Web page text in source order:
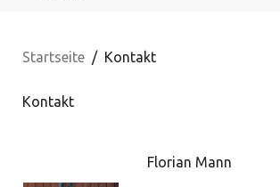
Startseite Kontakt
Kontakt
Florian Mann